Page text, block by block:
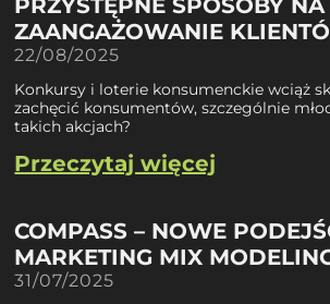
PRZYSTĘPNE SPOSOBY NA
ZAANGAŻOWANIE
22/08/2025
Konkursy i loterie konsumenckie wciąż
zachęcić konsumentów, szczególnie
takich akcjach?
Przeczytaj więcej
COMPASS – NOWE
MARKETING MIX
31/07/2025